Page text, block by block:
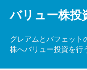
バリュー株
グレアムとバフェット
株へバリュー投資を行